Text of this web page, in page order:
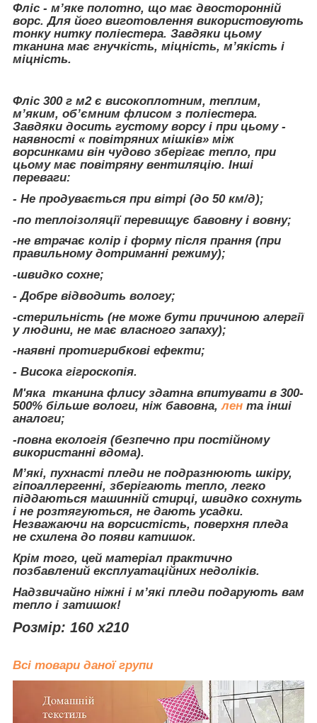
Фліс - м’яке полотно, що має двосторонній
ворс. Для його виготовлення використовують
тонку нитку поліестера. Завдяки цьому
тканина має гнучкість, міцність, м’якість і
міцність.
Фліс 300 г м2 є високоплотним, теплим,
м’яким, об’ємним флисом з поліестера.
Завдяки досить густому ворсу і при цьому -
наявності « повітряних мішків» між
ворсинками він чудово зберігає тепло, при
цьому має повітряну вентиляцію. Інші
переваги:
- Не продувається при вітрі (до 50 км/д);
-по теплоізоляції перевищує бавовну і вовну;
-не втрачає колір і форму після прання (при
правильному дотриманні режиму);
-швидко сохне;
- Добре відводить вологу;
-стерильність (не може бути причиною алергії
у людини, не має власного запаху);
-наявні протигрибкові ефекти;
- Висока гігроскопія.
М'яка тканина флису здатна впитувати в 300-
500% більше вологи, ніж бавовна,лен та інші
аналоги;
-повна екологія (безпечно при постійному
використанні вдома).
М’які, пухнасті пледи не подразнюють шкіру,
гіпоаллергенні, зберігають тепло, легко
піддаються машинній стирці, швидко сохнуть
і не розтягуються, не дають усадки.
Незважаючи на ворсистість, поверхня пледа
не схилена до появи катишок.
Крім того, цей матеріал практично
позбавлений експлуатаційних недоліків.
Надзвичайно ніжні і м’які пледи подарують вам
тепло і затишок!
Розмір: 160 x210
Всі товари даної групи